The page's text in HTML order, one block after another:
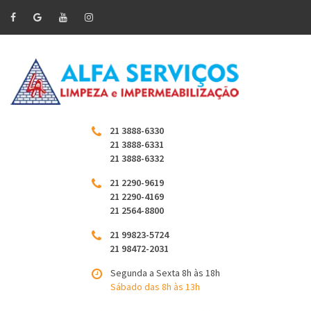
21 3888-6330
21 3888-6331
21 3888-6332
21 2290-9619
21 2290-4169
21 2564-8800
21 99823-5724
21 98472-2031
Segunda a Sexta 8h às 18h
Sábado das 8h às 13h